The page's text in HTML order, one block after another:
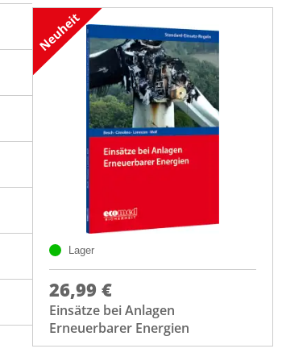
Lager
26,99 €
Einsätze bei Anlagen
Erneuerbarer Energien